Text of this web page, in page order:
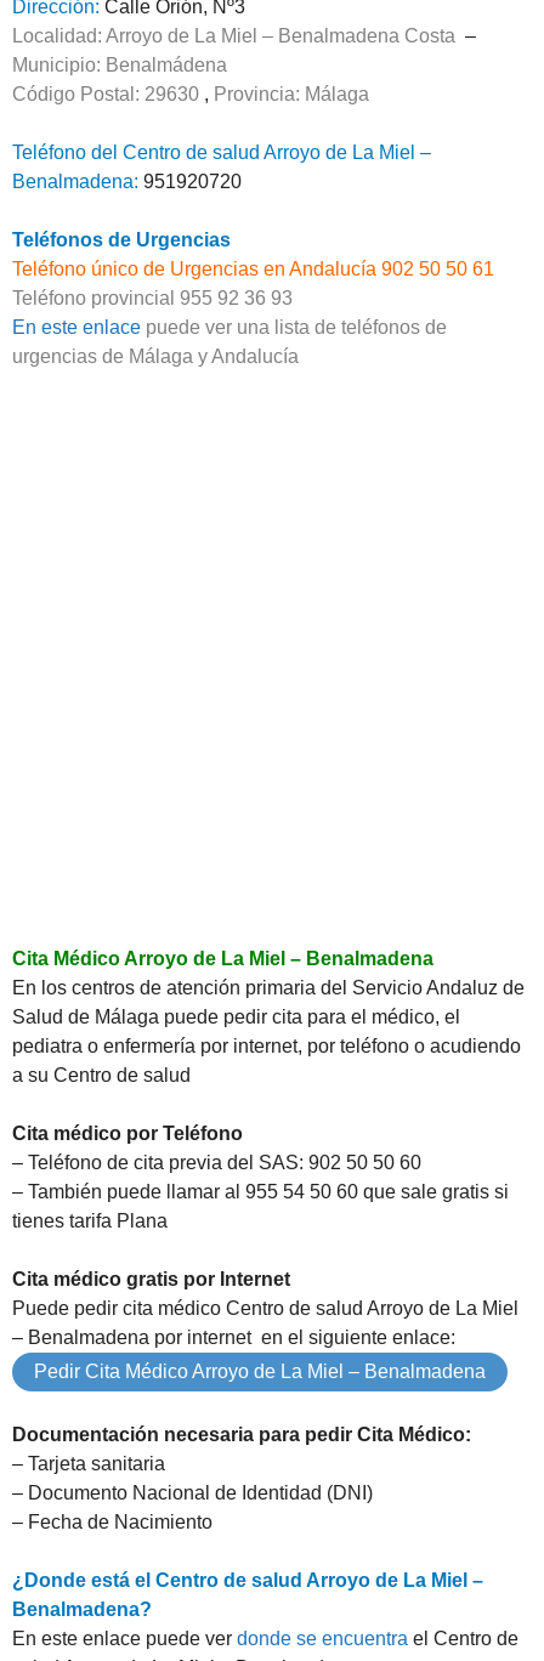
Dirección: Calle Orión, Nº3
Localidad: Arroyo de La Miel – Benalmadena Costa –
Municipio: Benalmádena
Código Postal: 29630 , Provincia: Málaga
Teléfono del Centro de salud Arroyo de La Miel –
Benalmadena: 951920720
Teléfonos de Urgencias
Teléfono único de Urgencias en Andalucía 902 50 50 61
Teléfono provincial 955 92 36 93
En este enlace puede ver una lista de teléfonos de
urgencias de Málaga y Andalucía
Cita Médico Arroyo de La Miel – Benalmadena
En los centros de atención primaria del Servicio Andaluz de
Salud de Málaga puede pedir cita para el médico, el
pediatra o enfermería por internet, por teléfono o acudiendo
a su Centro de salud
Cita médico por Teléfono
– Teléfono de cita previa del SAS: 902 50 50 60
– También puede llamar al 955 54 50 60 que sale gratis si
tienes tarifa Plana
Cita médico gratis por Internet
Puede pedir cita médico Centro de salud Arroyo de La Miel
– Benalmadena por internet en el siguiente enlace:
Pedir Cita Médico Arroyo de La Miel – Benalmadena
Documentación necesaria para pedir Cita Médico:
– Tarjeta sanitaria
– Documento Nacional de Identidad (DNI)
– Fecha de Nacimiento
¿Donde está el Centro de salud Arroyo de La Miel –
Benalmadena?
En este enlace puede ver donde se encuentra el Centro de